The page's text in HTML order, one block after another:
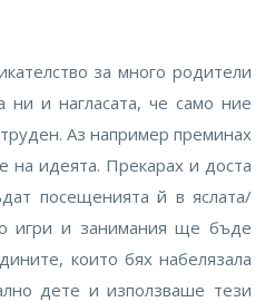
за много родители
ни и нагласата, че само ние
Аз например преминах
на идеята. Прекарах и доста
посещенията й в яслата/
игри и занимания ще бъде
които бях набелязала
дете и използваше тези